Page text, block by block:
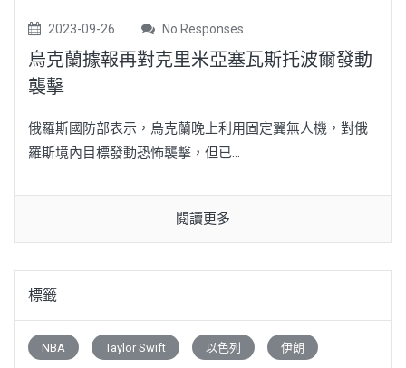
2023-09-26 No Responses
烏克蘭據報再對克里米亞塞瓦斯托波爾發動
襲擊
俄羅斯國防部表示，烏克蘭晚上利用固定翼無人機，對俄
羅斯境內目標發動恐怖襲擊，但已...
閱讀更多
標籤
NBA Taylor Swift 以色列 伊朗